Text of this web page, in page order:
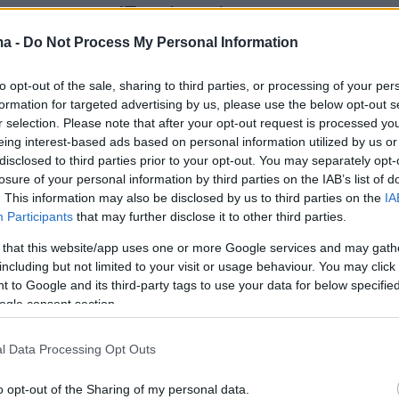
- Do Not Process My Personal Information
opt-out of the sale, sharing to third parties, or processing of your
for targeted advertising by us, please use the below opt-out
selection. Please note that after your opt-out request is processed
interest-based ads based on personal information utilized by us
to third parties prior to your opt-out. You may separately
of your personal information by third parties on the IAB’s list of
This information may also be disclosed by us to third parties on the
Participants that may further disclose it to other third parties.
that this website/app uses one or more Google services and may
but not limited to your visit or usage behaviour. You may
to Google and its third-party tags to use your data for below
consent section.
Data Processing Opt Outs
opt-out of the Sharing of my personal data.
νομίζω ότι είναι
μου, είναι μία τοπική
είναι ένας άνθρωπος που κάνει collection, της
και τις πουλάει, ανέφερε
Μπράτης για τον γάμο της
Παπαγεωργίου: Μου έχει ήδη
να σχεδιάσω το νυφικό της
παρουσιάστρια ανακοίνωσε τις προάλλες, ότι
5